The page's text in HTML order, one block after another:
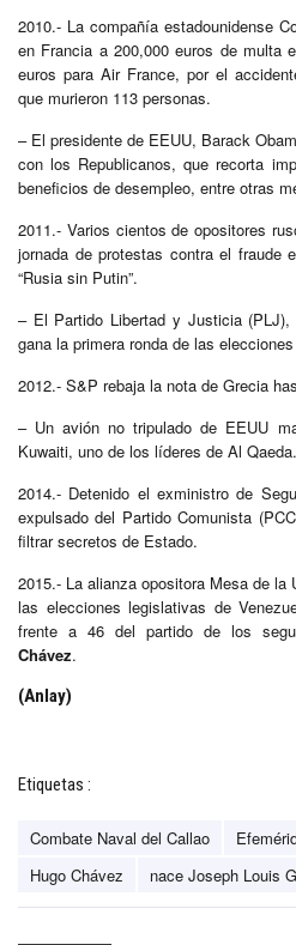
2010.- La compañía estadounidense
en Francia a 200,000 euros de multa
euros para Air France, por el
que murieron 113 personas.
– El presidente de EEUU, Barack
con los Republicanos, que recorta
beneficios de desempleo, entre otras
2011.- Varios cientos de opositores
jornada de protestas contra el fraude
“Rusia sin Putin”.
– El Partido Libertad y Justicia
gana la primera ronda de las
2012.- S&P rebaja la nota de Grecia
– Un avión no tripulado de EEUU
Kuwaiti, uno de los líderes de Al Qaeda.
2014.- Detenido el exministro de
expulsado del Partido Comunista
filtrar secretos de Estado.
2015.- La alianza opositora Mesa de la
las elecciones legislativas de
frente a 46 del partido de los
Chávez.
(Anlay)
Etiquetas :
Combate Naval del Callao
Hugo Chávez
nace Joseph Louis